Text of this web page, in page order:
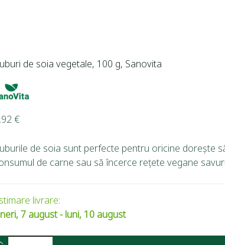
de soia vegetale, 100 g, Sanovita
€
de soia sunt perfecte pentru oricine dorește
de carne sau să încerce rețete vegane
livrare:
7 august - luni, 10 august